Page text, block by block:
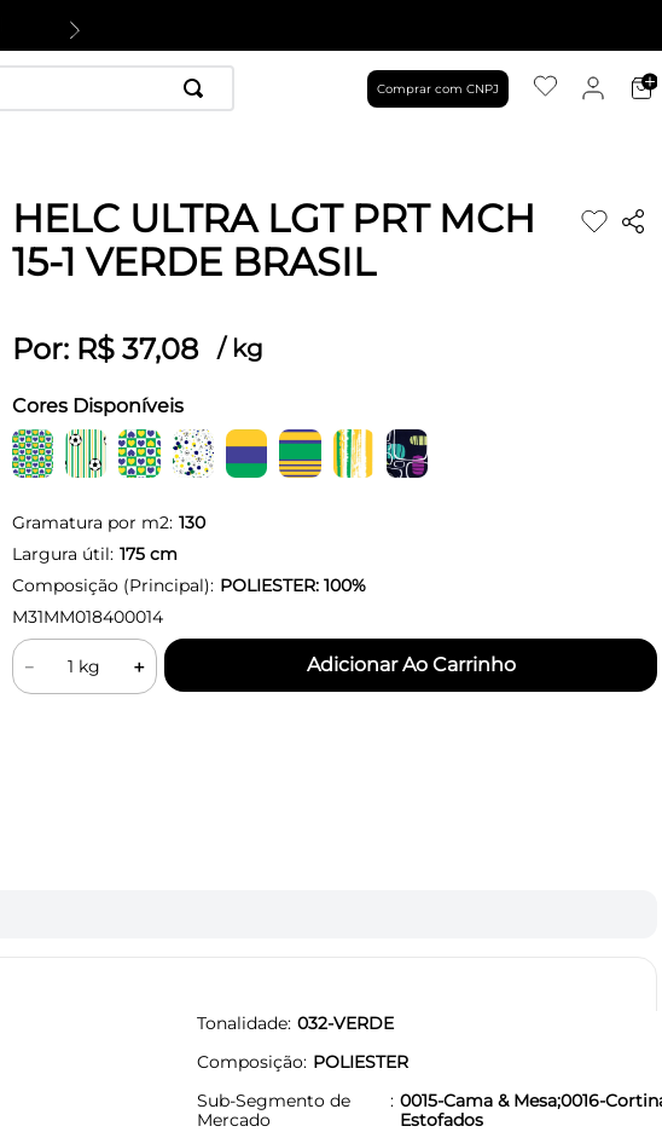
Comprar com CNPJ
HELC ULTRA LGT PRT MCH
15-1 VERDE BRASIL
Por: R$ 37,08 / kg
Cores Disponíveis
Gramatura por m2: 130
Largura útil: 175cm
Composição (Principal): POLIESTER: 100%
M31MM018400014
＋
－
Tonalidade 032-VERDE
Composição POLIESTER
Sub-Segmento de
Mercado
0015-Cama & Mesa;0016-
Estofados